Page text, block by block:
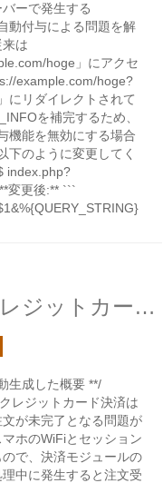
ーで発生する
動付与による問題を解
は
hoge」にアクセ
example.com/hoge?
にリダイレクトされて
を補完するため、
機能を無効にする場合
下のように変更してく
index.php?
変更後:** ```
【重要】SOY Shopでクレジットカード支払いが正常に終了しなかった注文を通知する機能を追加しました
生成した概要 **/
レジットカード決済は
が未完了となる問題が
ホのWiFiとセッション
で、決済モジュールの
中に発生すると注文受